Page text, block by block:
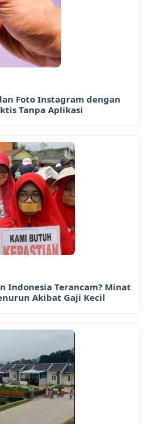
Foto Instagram dengan
Tanpa Aplikasi
Indonesia Terancam? Minat
Akibat Gaji Kecil